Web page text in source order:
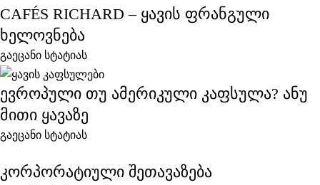
CAFÉS RICHARD – ყავის ფრანგული
ხელოვნება
გაეცანი სტატიას
ევროპული თუ ამერიკული კაფსულა? ანუ
მითი ყავაზე
გაეცანი სტატიას
კორპორატიული შეთავაზება